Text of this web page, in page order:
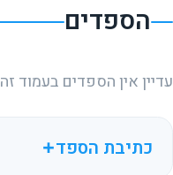
הספדים
עדיין אין הספדים בעמוד זה
כתיבת הספד